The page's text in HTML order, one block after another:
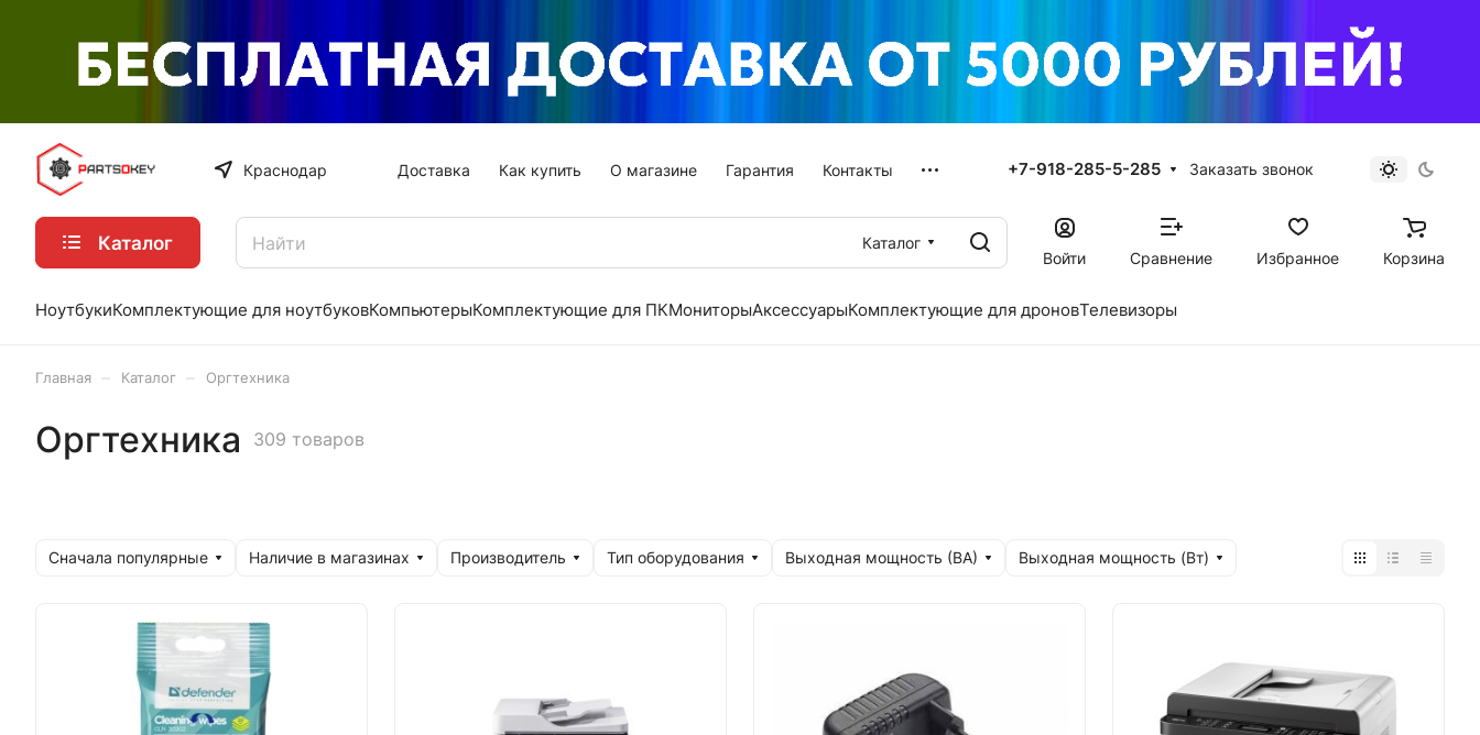
Краснодар Доставка Как купить О магазине Гарантия Контакты +7-918-285-5-285 Заказать звонок
Каталог
Каталог
Войти
Сравнение Избранное Корзина
НоутбукиКомплектующие для ноутбуковКомпьютерыКомплектующие для ПКМониторыАксессуарыКомплектующие для дроновТелевизоры
Главная Каталог Оргтехника
Оргтехника 309 товаров
Сначала популярные Наличие в магазинах Производитель Тип оборудования Выходная мощность (ВА) Выходная мощность (Вт)